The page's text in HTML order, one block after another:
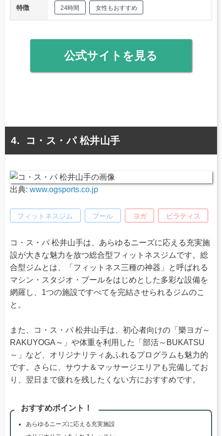
特徴 24時間 女性もおすすめ
公式サイトを見る
コ・ス・パ 松井山手
出典: www.ogsports.co.jp
フィットネスジム プール ヨガ ピラティス
コ・ス・パ 松井山手は、あらゆるニーズに応える充実施
設が大きな魅力を放つ総合型フィットネスジムです。総
合型ジムとは、「フィットネス三種の神器」と呼ばれる
マシン・スタジオ・プールをはじめとした多彩な設備を
網羅し、1つの施設ですべてを完結させられるジムのこ
と。
また、コ・ス・パ 松井山手は、初心者向けの「樂ヨガ～
RAKUYOGA～」や体重を利用した「部活～BUKATSU
～」など、オリジナリティあふれるプログラムも魅力的
です。さらに、サウナ＆マッサージエリアも完備してお
り、翌日まで疲れを残したくない方におすすめです。
おすすめポイント！
あらゆるニーズに応える充実施設